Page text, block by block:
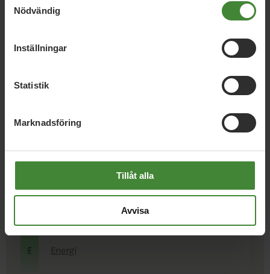
Nödvändig
Inställningar
Statistik
Marknadsföring
Tillåt alla
Avvisa
frågor
fråga:
C Cykla
Energi